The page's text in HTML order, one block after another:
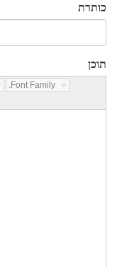
כותרת
תוכן
Font Family...